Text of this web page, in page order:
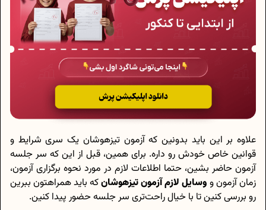
علاوه بر این باید بدونین که آزمون تیزهوشان یک سری شرایط و
قوانین خاص خودش رو داره. برای همین، قبل از این که سر جلسه
آزمون حاضر بشین، حتما اطلاعات لازم در مورد نحوه برگزاری آزمون،
زمان آزمون و وسایل لازم آزمون تیزهوشانکه باید همراهتون ببرین
رو بررسی کنین تا با خیال راحت‌تری سر جلسه حضور پیدا کنین.